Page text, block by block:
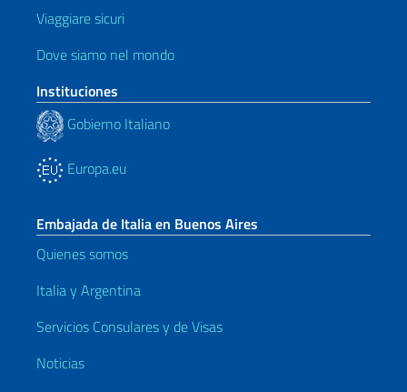
Viaggiare sicuri
Dove siamo nel mondo
Instituciones
Gobierno Italiano
Europa.eu
Embajada de Italia en Buenos Aires
Quienes somos
Italia y Argentina
Servicios Consulares y de Visas
Noticias